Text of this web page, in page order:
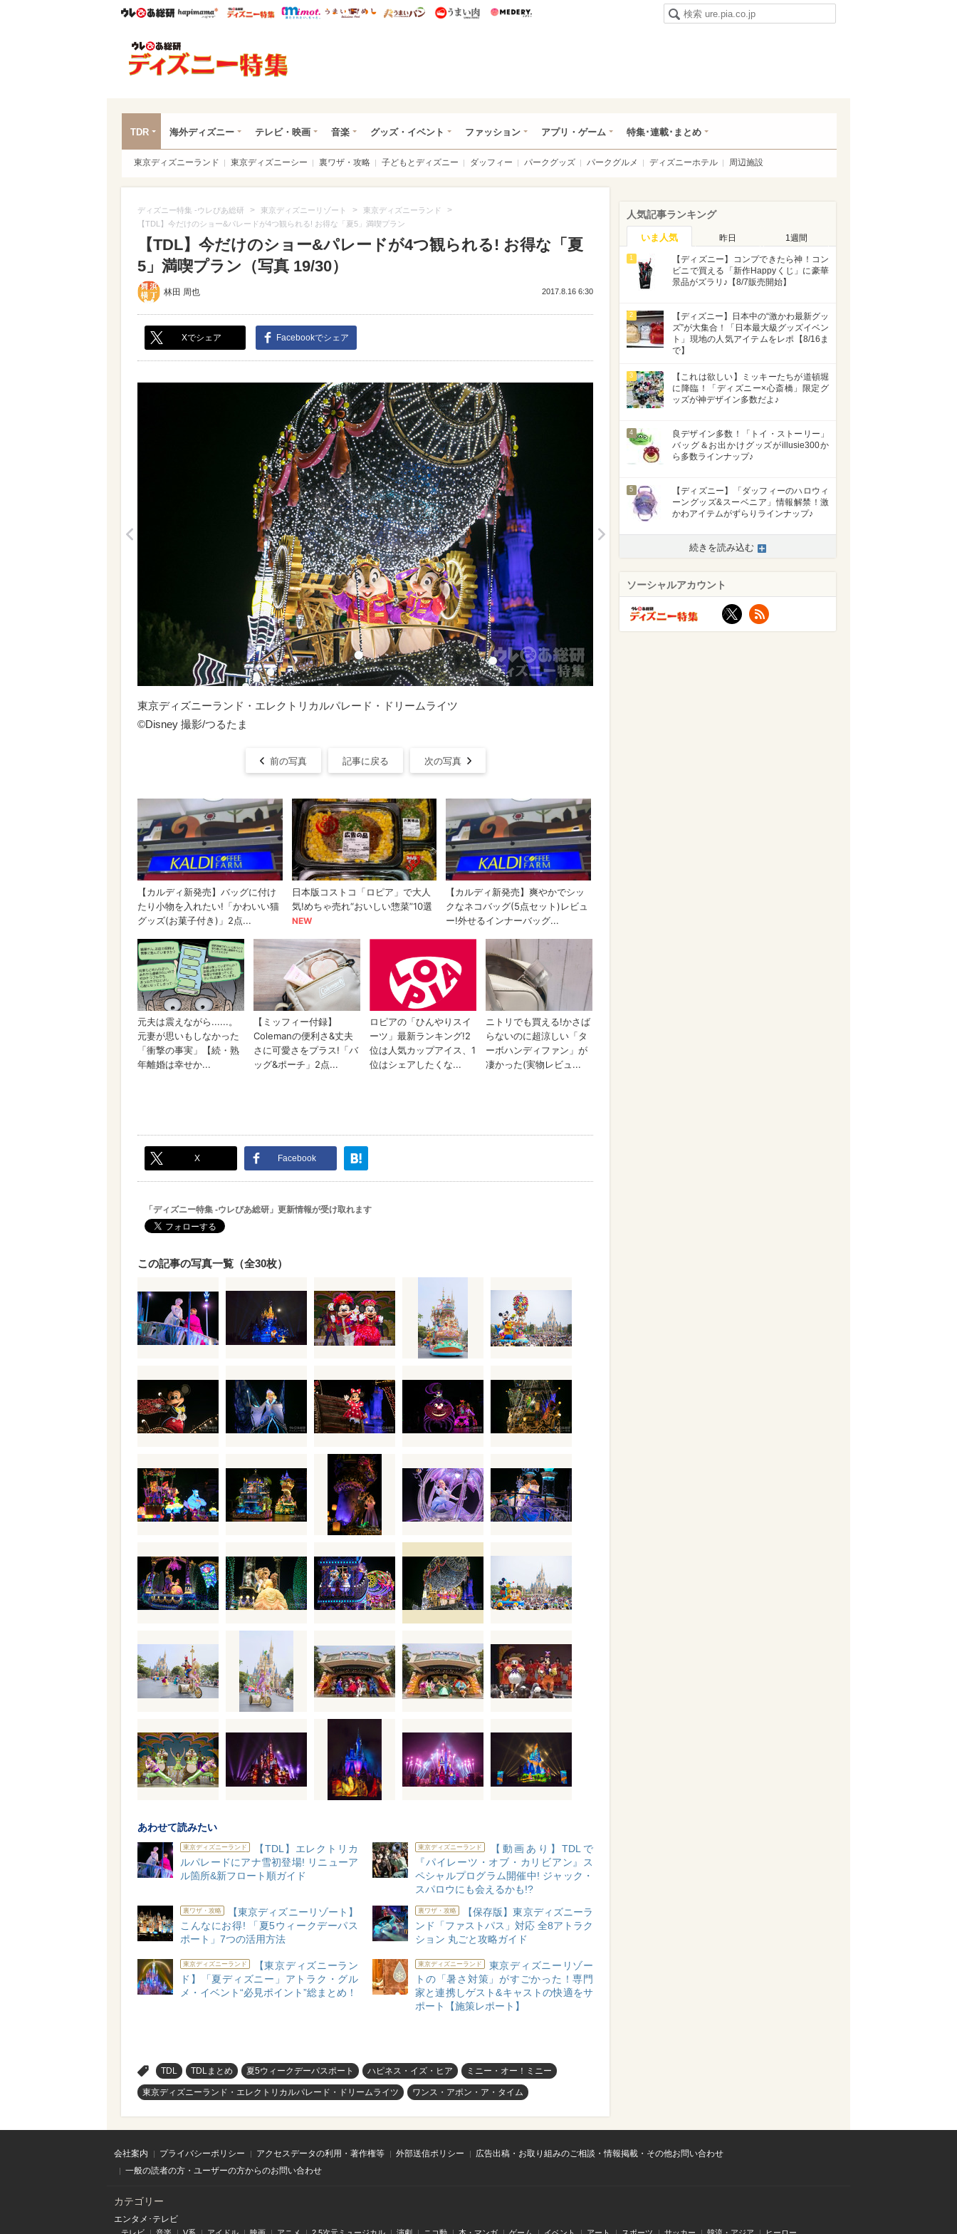
ウレぴあ総研ハピママ* ウレぴあ総研 ディズニー特集
mimot. うまいめし うまいパン うまい肉
TDR 海外ディズニー テレビ・映画 音楽 グッズ・イベント ファッション アプリ・ゲーム 特集･連載･まとめ
東京ディズニーランド 東京ディズニーシー 裏ワザ・攻略 子どもとディズニー ダッフィー パークグッズ パークグルメ ディズニーホテル 周辺施設
ディズニー特集 -ウレぴあ総研 > 東京ディズニーリゾート > 東京ディズニーランド >
【TDL】今だけのショー&パレードが4つ観られる! お得な「夏5」満喫プラン
【TDL】今だけのショー&パレードが4つ観られる! お得な「夏
5」満喫プラン（写真 19/30）
林田 周也 2017.8.16 6:30
Xでシェア Facebookでシェア
>
東京ディズニーランド・エレクトリカルパレード・ドリームライツ
©︎Disney 撮影/つるたま
前の写真 記事に戻る 次の写真
X Facebook
「ディズニー特集 -ウレぴあ総研」更新情報が受け取れます
この記事の写真一覧（全30枚）
あわせて読みたい
東京ディズニーランド
【TDL】エレクトリカ
ルパレードにアナ雪初登場! リニューア
ル箇所&新フロート順ガイド
東京ディズニーランド
【動画あり】TDLで
『パイレーツ・オブ・カリビアン』ス
ペシャルプログラム開催中! ジャック・
スパロウにも会えるかも!?
裏ワザ・攻略
【東京ディズニーリゾート】
こんなにお得! 「夏5ウィークデーパス
ポート」7つの活用方法
裏ワザ・攻略
【保存版】東京ディズニーラ
ンド「ファストパス」対応 全8アトラク
ション 丸ごと攻略ガイド
東京ディズニーランド
【東京ディズニーラン
ド】「夏ディズニー」アトラク・グル
メ・イベント“必見ポイント”総まとめ！
東京ディズニーランド
東京ディズニーリゾー
トの「暑さ対策」がすごかった！専門
家と連携しゲスト&キャストの快適をサ
ポート【施策レポート】
TDL TDLまとめ 夏5ウィークデーパスポート ハピネス・イズ・ヒア ミニー・オー！ミニー
東京ディズニーランド・エレクトリカルパレード・ドリームライツ ワンス・アポン・ア・タイム
人気記事ランキング
いま人気 昨日 1週間
1
【ディズニー】コンプできたら神！コン
ビニで買える「新作Happyくじ」に豪華
景品がズラリ♪【8/7販売開始】
2
【ディズニー】日本中の“激かわ最新グッ
ズ”が大集合！「日本最大級グッズイベン
ト」現地の人気アイテムをレポ【8/16ま
で】
3
【これは欲しい】ミッキーたちが道頓堀
に降臨！「ディズニー×心斎橋」限定グ
ッズが神デザイン多数だよ♪
4
良デザイン多数！「トイ・ストーリー」
バッグ＆お出かけグッズがillusie300か
ら多数ラインナップ♪
5
【ディズニー】「ダッフィーのハロウィ
ーングッズ&スーベニア」情報解禁！激
かわアイテムがずらりラインナップ♪
続きを読み込む
ソーシャルアカウント
X
会社案内 プライバシーポリシー アクセスデータの利用・著作権等 外部送信ポリシー
広告出稿・お取り組みのご相談・情報掲載・その他お問い合わせ
一般の読者の方・ユーザーの方からのお問い合わせ
カテゴリー
エンタメ･テレビ